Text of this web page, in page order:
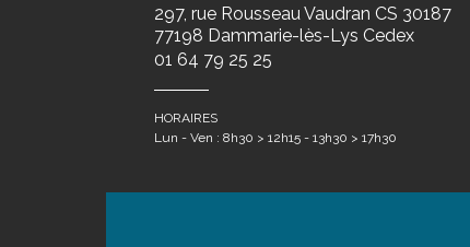
297, rue Rousseau Vaudran CS 30187
77198 Dammarie-lès-Lys Cedex
01 64 79 25 25
HORAIRES
Lun - Ven : 8h30 > 12h15 - 13h30 > 17h30